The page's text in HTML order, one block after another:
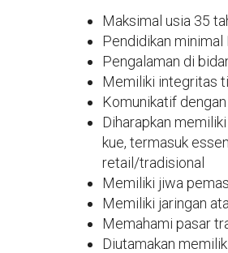
Maksimal usia 35
Pendidikan minimal
Pengalaman di
Memiliki integritas
Komunikatif
Diharapkan
kue, termasuk
retail/tradisional
Memiliki jiwa
Memiliki jaringan
Memahami pasar
Diutamakan